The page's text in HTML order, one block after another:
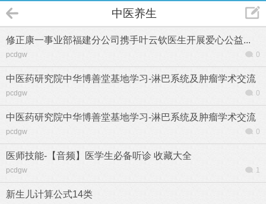
中医养生
修正康一事业部福建分公司携手叶云钦医生开展爱心公益...
pcdgw 0
中医药研究院中华博善堂基地学习-淋巴系统及肿瘤学术交流
pcdgw 0
中医药研究院中华博善堂基地学习-淋巴系统及肿瘤学术交流
pcdgw 0
医师技能-【音频】医学生必备听诊 收藏大全
pcdgw 1
新生儿计算公式14类